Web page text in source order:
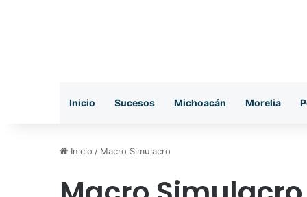
Inicio Sucesos Michoacán Morelia
Inicio / Macro Simulacro